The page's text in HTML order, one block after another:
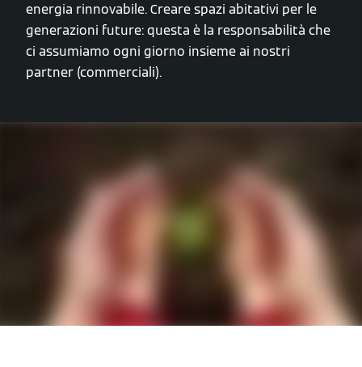
energia rinnovabile. Creare spazi abitativi per le
generazioni future: questa è la responsabilità che
ci assumiamo ogni giorno insieme ai nostri
partner (commerciali).